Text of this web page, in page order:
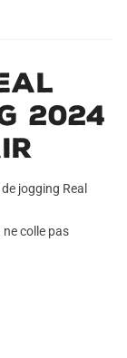
2024
jogging Real
colle pas